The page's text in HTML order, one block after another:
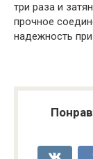
три раза и
прочное
надежность